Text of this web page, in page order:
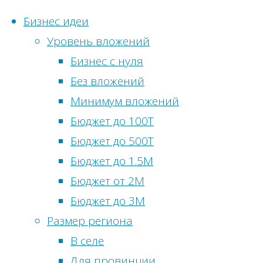
содержимому
Бизнес идеи
Уровень вложений
Бизнес с нуля
Без вложений
Минимум вложений
Бюджет до 100Т
Бюджет до 500Т
Бюджет до 1.5М
Бюджет от 2М
Бюджет до 3М
Размер региона
В селе
Главная
Бизнес
сервисы
5
сервисов
для
визуализации
Метки
Бизнес
идеи
без
вложений
Бизнес
идеи
в